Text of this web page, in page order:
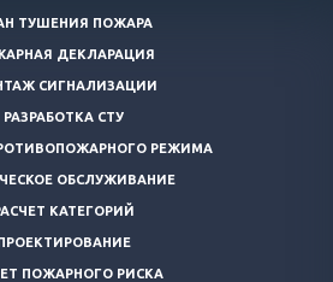
ТУШЕНИЯ ПОЖАРА
ДЕКЛАРАЦИЯ
СИГНАЛИЗАЦИИ
РАЗРАБОТКА СТУ
РЕЖИМА
ОБСЛУЖИВАНИЕ
КАТЕГОРИЙ
ПОЖАРНОГО РИСКА